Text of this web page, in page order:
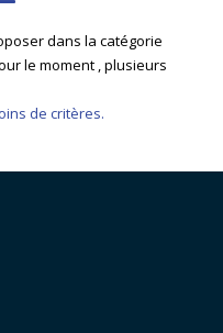
Plus de critères
dans la catégorie
le moment , plusieurs
de critères.